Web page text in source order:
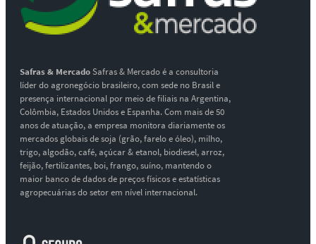
Safras & MercadoSafras & Mercado é a consultoria
líder do agronegócio brasileiro, com sede no Brasil e
presença internacional por meio de filiais na Argentina,
Colômbia, Estados Unidos e Espanha. Com mais de 50
anos de atuação, a empresa monitora diariamente os
mercados globais de soja (grão, farelo e óleo), milho,
trigo, algodão, café, açúcar & etanol, biodiesel, arroz,
feijão, fertilizantes, boi, frango, suíno, mantendo o
maior banco de dados de preços físicos e estatísticas
agropecuárias do setor em nível internacional.